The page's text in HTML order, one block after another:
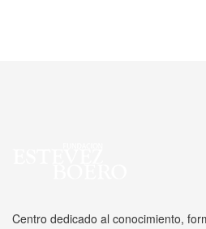
Centro dedicado al conocimiento,